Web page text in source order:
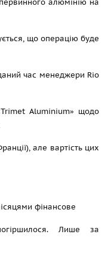
алюмінію на
що операцію буде
час менеджери Rio
Aluminium» щодо
але вартість цих
фінансове
Лише за